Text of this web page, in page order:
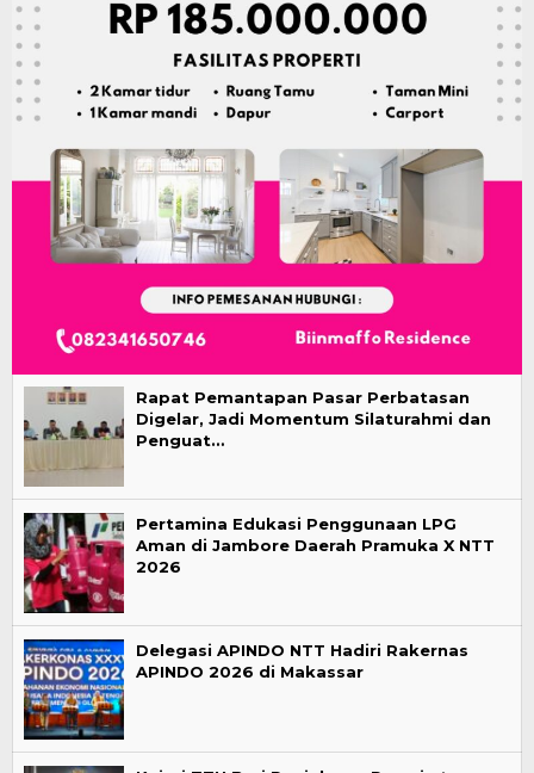
Rapat Pemantapan Pasar Perbatasan
Digelar, Jadi Momentum Silaturahmi dan
Penguat…
Pertamina Edukasi Penggunaan LPG
Aman di Jambore Daerah Pramuka X NTT
2026
Delegasi APINDO NTT Hadiri Rakernas
APINDO 2026 di Makassar